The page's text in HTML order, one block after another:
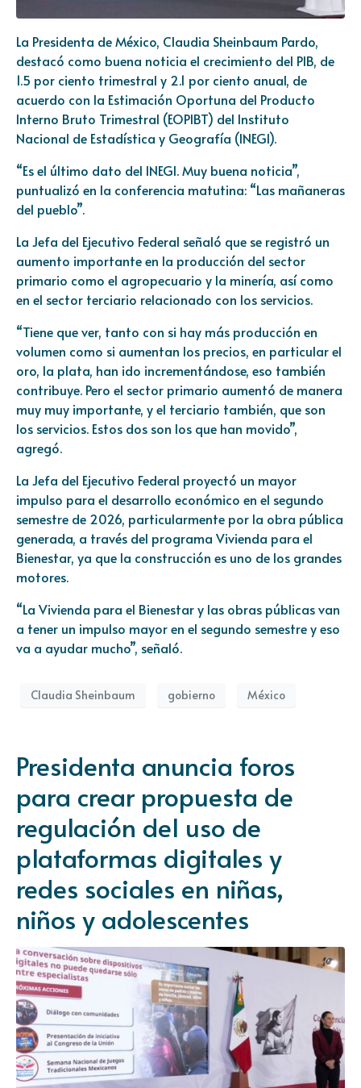
La Presidenta de México, Claudia Sheinbaum Pardo,
destacó como buena noticia el crecimiento del PIB, de
1.5 por ciento trimestral y 2.1 por ciento anual, de
acuerdo con la Estimación Oportuna del Producto
Interno Bruto Trimestral (EOPIBT) del Instituto
Nacional de Estadística y Geografía (INEGI).
“Es el último dato del INEGI. Muy buena noticia”,
puntualizó en la conferencia matutina: “Las mañaneras
del pueblo”.
La Jefa del Ejecutivo Federal señaló que se registró un
aumento importante en la producción del sector
primario como el agropecuario y la minería, así como
en el sector terciario relacionado con los servicios.
“Tiene que ver, tanto con si hay más producción en
volumen como si aumentan los precios, en particular el
oro, la plata, han ido incrementándose, eso también
contribuye. Pero el sector primario aumentó de manera
muy muy importante, y el terciario también, que son
los servicios. Estos dos son los que han movido”,
agregó.
La Jefa del Ejecutivo Federal proyectó un mayor
impulso para el desarrollo económico en el segundo
semestre de 2026, particularmente por la obra pública
generada, a través del programa Vivienda para el
Bienestar, ya que la construcción es uno de los grandes
motores.
“La Vivienda para el Bienestar y las obras públicas van
a tener un impulso mayor en el segundo semestre y eso
va a ayudar mucho”, señaló.
Claudia Sheinbaum gobierno México
Presidenta anuncia foros
para crear propuesta de
regulación del uso de
plataformas digitales y
redes sociales en niñas,
niños y adolescentes